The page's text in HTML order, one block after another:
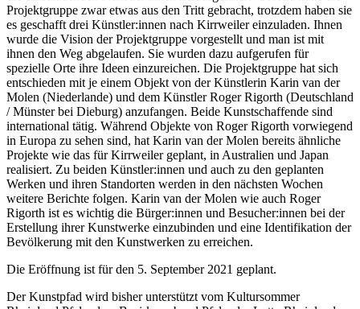
Projektgruppe zwar etwas aus den Tritt gebracht, trotzdem haben sie
es geschafft drei Künstler:innen nach Kirrweiler einzuladen. Ihnen
wurde die Vision der Projektgruppe vorgestellt und man ist mit
ihnen den Weg abgelaufen. Sie wurden dazu aufgerufen für
spezielle Orte ihre Ideen einzureichen. Die Projektgruppe hat sich
entschieden mit je einem Objekt von der Künstlerin Karin van der
Molen (Niederlande) und dem Künstler Roger Rigorth (Deutschland
/ Münster bei Dieburg) anzufangen. Beide Kunstschaffende sind
international tätig. Während Objekte von Roger Rigorth vorwiegend
in Europa zu sehen sind, hat Karin van der Molen bereits ähnliche
Projekte wie das für Kirrweiler geplant, in Australien und Japan
realisiert. Zu beiden Künstler:innen und auch zu den geplanten
Werken und ihren Standorten werden in den nächsten Wochen
weitere Berichte folgen. Karin van der Molen wie auch Roger
Rigorth ist es wichtig die Bürger:innen und Besucher:innen bei der
Erstellung ihrer Kunstwerke einzubinden und eine Identifikation der
Bevölkerung mit den Kunstwerken zu erreichen.
Die Eröffnung ist für den 5. September 2021 geplant.
Der Kunstpfad wird bisher unterstützt vom Kultursommer